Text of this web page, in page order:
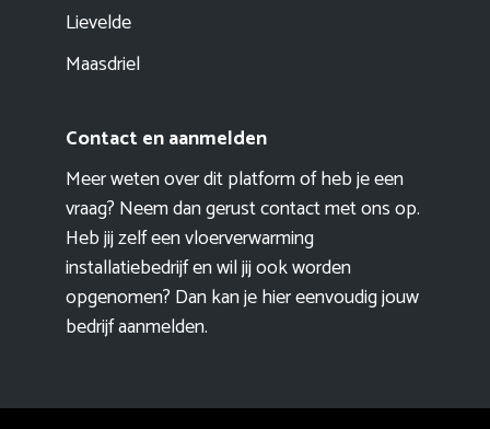
Lievelde
Maasdriel
Contact en aanmelden
Meer weten over dit platform of heb je een
vraag? Neem dan gerust contact met ons op.
Heb jij zelf een vloerverwarming
installatiebedrijf en wil jij ook worden
opgenomen? Dan kan je hier eenvoudigjouw
bedrijf aanmelden.